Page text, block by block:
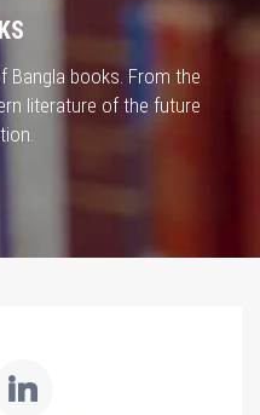
Bangla books. From the
literature of the future